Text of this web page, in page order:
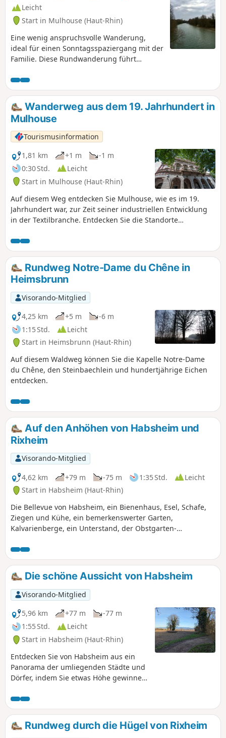
Leicht
Start in Mulhouse (Haut-Rhin)
Eine wenig anspruchsvolle Wanderung,
ideal für einen Sonntagsspaziergang mit der
Familie. Diese Rundwanderung führt
Ihnen, die „Pont Japonais” hinter dem
Schwimmbad von Mulhouse sowie den „Bois
des Philosophes” in der Nähe der Universität
zu entdecken.
Wanderweg aus dem 19. Jahrhundert in
Mulhouse
Tourismusinformation
1,81 km
+1 m
-1 m
0:30 Std.
Leicht
Start in Mulhouse (Haut-Rhin)
Auf diesem Weg entdecken Sie Mulhouse, wie es im 19.
Jahrhundert war, zur Zeit seiner industriellen Entwicklung
in der Textilbranche. Entdecken Sie die Standorte
dieser beispiellosen Entwicklung.
Rundweg Notre-Dame du Chêne in
Heimsbrunn
Visorando-Mitglied
4,25 km
+5 m
-6 m
1:15 Std.
Leicht
Start in Heimsbrunn (Haut-Rhin)
Auf diesem Waldweg können Sie die Kapelle Notre-Dame
du Chêne, den Steinbaechlein und hundertjährige Eichen
entdecken.
Auf den Anhöhen von Habsheim und
Rixheim
Visorando-Mitglied
4,62 km
+79 m -75 m 1:35 Std.
Leicht
Start in Habsheim (Haut-Rhin)
Die Bellevue von Habsheim, ein Bienenhaus, Esel, Schafe,
Ziegen und Kühe, ein bemerkenswerter Garten,
Kalvarienberge, ein Unterstand, der Obstgarten-
Relaisantenne von Habsheim, zahlreiche Aussichtspunkte
auf die Rheinebene, den Schwarzwald, die Vogesen, den
Europaturm, Habsheim, Rixheim, das Stellantis-Gelände,
der Parc d'Entremont... so viel zu sehen auf einer so kleinen
Strecke!
Die schöne Aussicht von Habsheim
Visorando-Mitglied
5,96 km
+77 m
-77 m
1:55 Std.
Leicht
Start in Habsheim (Haut-Rhin)
Entdecken Sie von Habsheim aus ein
Panorama der umliegenden Städte und
Dörfer, indem Sie etwas Höhe gewinnen!
Rundgang durch das Zentrum von
Habsheim und anschließend durch
charmante Wohnsiedlungen.
Rundweg durch die Hügel von Rixheim